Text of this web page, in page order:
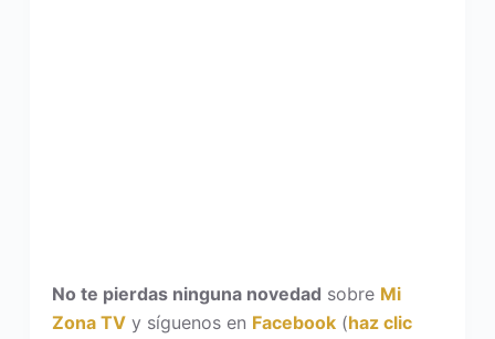
No te pierdas ninguna novedad sobre Mi
Zona TVy síguenos en Facebook(haz clic